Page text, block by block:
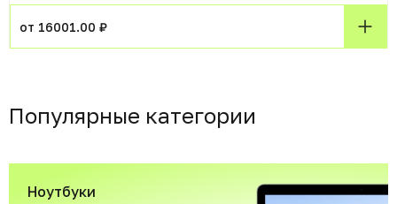
от 16001.00 ₽
Популярные категории
Ноутбуки